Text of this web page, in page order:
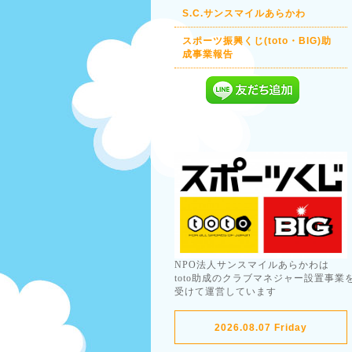
S.C.サンスマイルあらかわ
スポーツ振興くじ(toto・BIG)助
成事業報告
NPO法人サンスマイルあらかわは
toto助成のクラブマネジャー設置事業
受けて運営しています
2026.08.07 Friday